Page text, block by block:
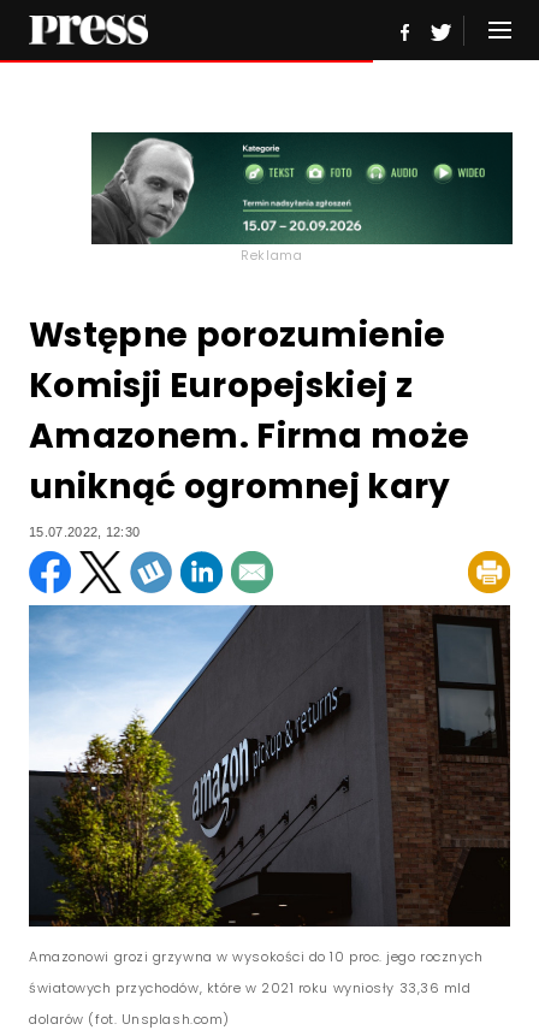
Reklama
Wstępne porozumienie
Komisji Europejskiej z
Amazonem. Firma może
uniknąć ogromnej kary
15.07.2022, 12:30
Amazonowi grozi grzywna w wysokości do 10 proc. jego rocznych
światowych przychodów, które w 2021 roku wyniosły 33,36 mld
dolarów (fot. Unsplash.com)